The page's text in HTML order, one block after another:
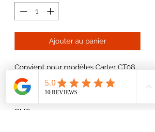
Ajouter au panier
Convient pour modèles Carter CT08
/ CT10
BMT-310